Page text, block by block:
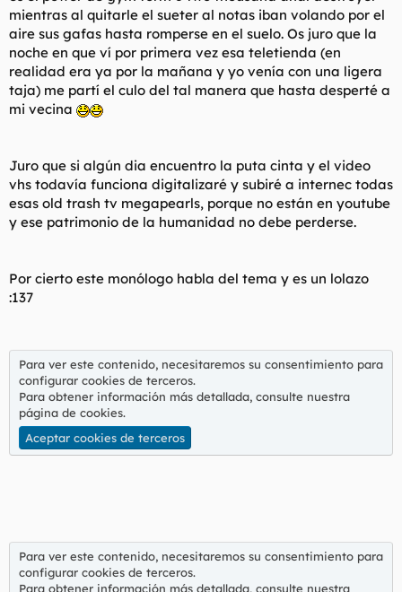
mientras al quitarle el sueter al notas iban volando por el
aire sus gafas hasta romperse en el suelo. Os juro que la
noche en que ví por primera vez esa teletienda (en
realidad era ya por la mañana y yo venía con una ligera
taja) me partí el culo del tal manera que hasta desperté a
mi vecina
Juro que si algún dia encuentro la puta cinta y el video
vhs todavía funciona digitalizaré y subiré a internec todas
esas old trash tv megapearls, porque no están en youtube
y ese patrimonio de la humanidad no debe perderse.
Por cierto este monólogo habla del tema y es un lolazo
:137
Para ver este contenido, necesitaremos su consentimiento para
configurar cookies de terceros.
Para obtener información más detallada, consulte nuestra
página de cookies.
Aceptar cookies de terceros
Para ver este contenido, necesitaremos su consentimiento para
configurar cookies de terceros.
Para obtener información más detallada, consulte nuestra